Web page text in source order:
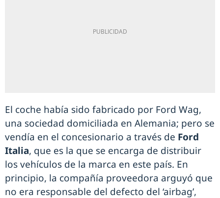
El coche había sido fabricado por Ford Wag,
una sociedad domiciliada en Alemania; pero se
vendía en el concesionario a través de Ford
Italia, que es la que se encarga de distribuir
los vehículos de la marca en este país. En
principio, la compañía proveedora arguyó que
no era responsable del defecto del ‘airbag’,